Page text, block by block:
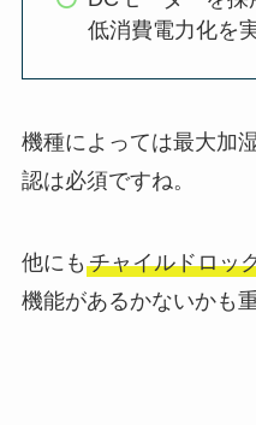
低消費電力化を
機種によっては最大加
認は必須ですね。
他にも チャイルドロッ
機能があるかないかも